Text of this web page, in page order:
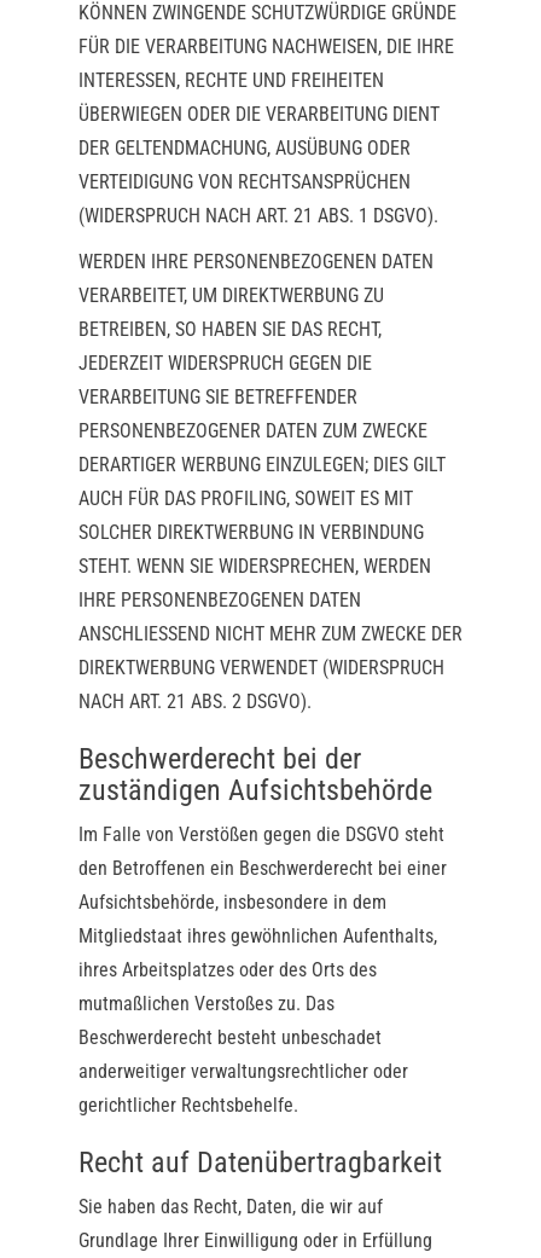
KÖNNEN ZWINGENDE SCHUTZWÜRDIGE GRÜNDE
FÜR DIE VERARBEITUNG NACHWEISEN, DIE IHRE
INTERESSEN, RECHTE UND FREIHEITEN
ÜBERWIEGEN ODER DIE VERARBEITUNG DIENT
DER GELTENDMACHUNG, AUSÜBUNG ODER
VERTEIDIGUNG VON RECHTSANSPRÜCHEN
(WIDERSPRUCH NACH ART. 21 ABS. 1 DSGVO).
WERDEN IHRE PERSONENBEZOGENEN DATEN
VERARBEITET, UM DIREKTWERBUNG ZU
BETREIBEN, SO HABEN SIE DAS RECHT,
JEDERZEIT WIDERSPRUCH GEGEN DIE
VERARBEITUNG SIE BETREFFENDER
PERSONENBEZOGENER DATEN ZUM ZWECKE
DERARTIGER WERBUNG EINZULEGEN; DIES GILT
AUCH FÜR DAS PROFILING, SOWEIT ES MIT
SOLCHER DIREKTWERBUNG IN VERBINDUNG
STEHT. WENN SIE WIDERSPRECHEN, WERDEN
IHRE PERSONENBEZOGENEN DATEN
ANSCHLIESSEND NICHT MEHR ZUM ZWECKE DER
DIREKTWERBUNG VERWENDET (WIDERSPRUCH
NACH ART. 21 ABS. 2 DSGVO).
Beschwerde­recht bei der
zuständigen Aufsichts­behörde
Im Falle von Verstößen gegen die DSGVO steht
den Betroffenen ein Beschwerderecht bei einer
Aufsichtsbehörde, insbesondere in dem
Mitgliedstaat ihres gewöhnlichen Aufenthalts,
ihres Arbeitsplatzes oder des Orts des
mutmaßlichen Verstoßes zu. Das
Beschwerderecht besteht unbeschadet
anderweitiger verwaltungsrechtlicher oder
gerichtlicher Rechtsbehelfe.
Recht auf Daten­übertrag­barkeit
Sie haben das Recht, Daten, die wir auf
Grundlage Ihrer Einwilligung oder in Erfüllung